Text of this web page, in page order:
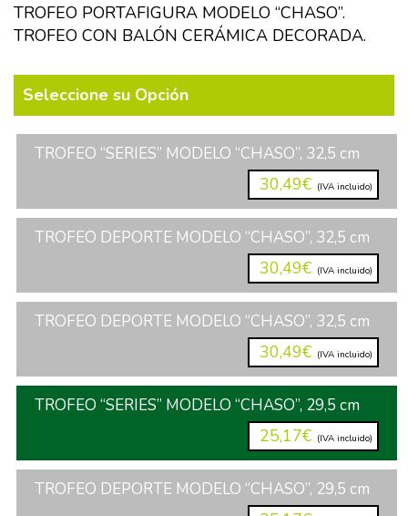
TROFEO PORTAFIGURA MODELO “CHASO”.
TROFEO CON BALÓN CERÁMICA DECORADA.
Seleccione su Opción
TROFEO “SERIES” MODELO “CHASO”, 32,5 cm
30,49€ (IVA incluido)
TROFEO DEPORTE MODELO “CHASO”, 32,5 cm
30,49€ (IVA incluido)
TROFEO DEPORTE MODELO “CHASO”, 32,5 cm
30,49€ (IVA incluido)
TROFEO “SERIES” MODELO “CHASO”, 29,5 cm
25,17€ (IVA incluido)
TROFEO DEPORTE MODELO “CHASO”, 29,5 cm